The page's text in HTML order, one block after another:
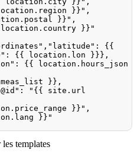
}}" ,
}}" ,
}}"
, "latitude" : { {
: { { location.lon } } } ,
: { {
} } ,
:
"{{ site.url
}}" ,
}}"
templates